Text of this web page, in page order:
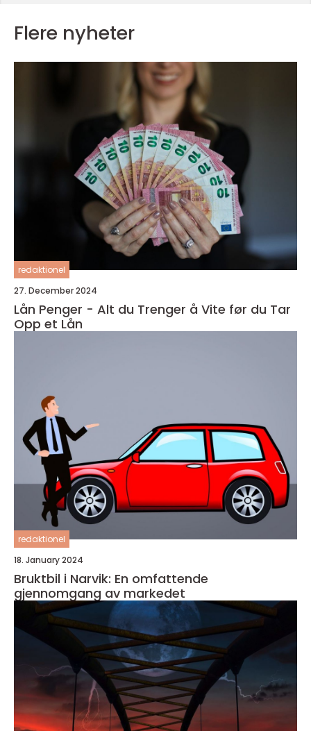
Flere nyheter
redaktionel
27. December 2024
Lån Penger - Alt du Trenger å Vite før du Tar
Opp et Lån
redaktionel
18. January 2024
Bruktbil i Narvik: En omfattende
gjennomgang av markedet